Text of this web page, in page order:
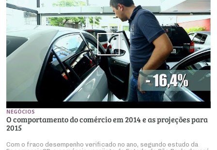
NEGÓCIOS
O comportamento do comércio em 2014 e as projeções para
2015
Com o fraco desempenho verificado no ano, segundo estudo da